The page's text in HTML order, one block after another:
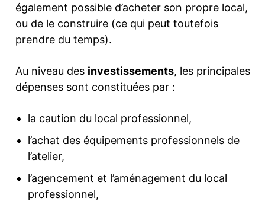
également possible d’acheter son propre local,
ou de le construire (ce qui peut toutefois
prendre du temps).
Au niveau des investissements, les principales
dépenses sont constituées par :
la caution du local professionnel,
l’achat des équipements professionnels de
l’atelier,
l’agencement et l’aménagement du local
professionnel,